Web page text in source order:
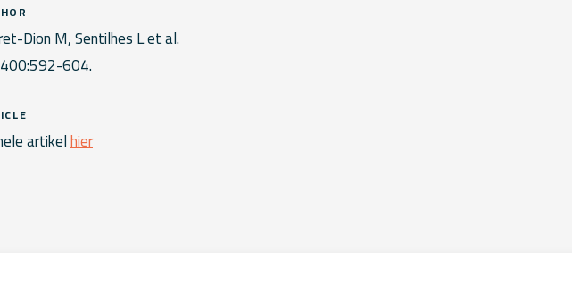
Dion M, Sentilhes L et al.
604.
artikelhier